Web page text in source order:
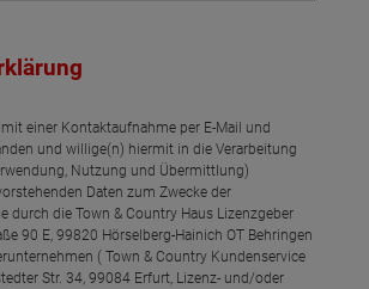
einer Kontaktaufnahme per E-Mail und
und willige(n) hiermit in die Verarbeitung
Nutzung und Übermittlung)
Daten zum Zwecke der
durch die Town & Country Haus Lizenzgeber
90 E, 99820 Hörselberg-Hainich OT Behringen
( Town & Country Kundenservice
Str. 34, 99084 Erfurt, Lizenz- und/oder